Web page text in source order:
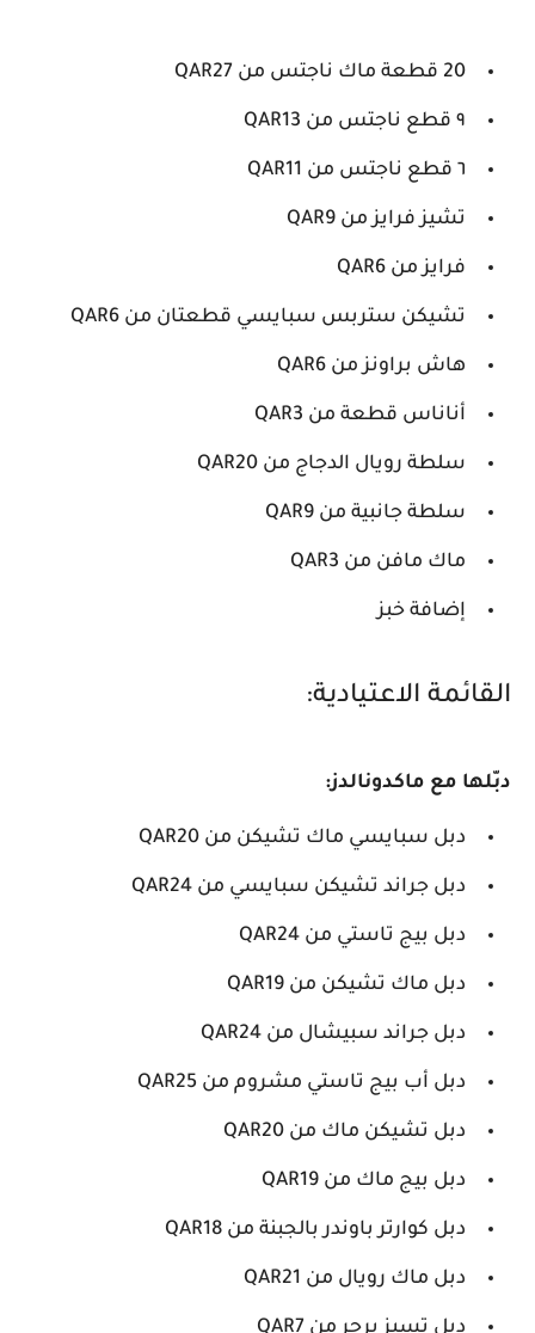
20 قطعة ماك ناجتس من QAR27
٩ قطع ناجتس من QAR13
٦ قطع ناجتس من QAR11
تشيز فرايز من QAR9
فرايز من QAR6
تشيكن ستربس سبايسي قطعتان من QAR6
هاش براونز من QAR6
أناناس قطعة من QAR3
سلطة رويال الدجاج من QAR20
سلطة جانبية من QAR9
ماك مافن من QAR3
إضافة خبز
القائمة الاعتيادية:
دبّلها مع ماكدونالدز:
دبل سبايسي ماك تشيكن من QAR20
دبل جراند تشيكن سبايسي من QAR24
دبل بيج تاستي من QAR24
دبل ماك تشيكن من QAR19
دبل جراند سبيشال من QAR24
دبل أب بيج تاستي مشروم من QAR25
دبل تشيكن ماك من QAR20
دبل بيج ماك من QAR19
دبل كوارتر باوندر بالجبنة من QAR18
دبل ماك رويال من QAR21
دبل تسيز برجر من QAR7